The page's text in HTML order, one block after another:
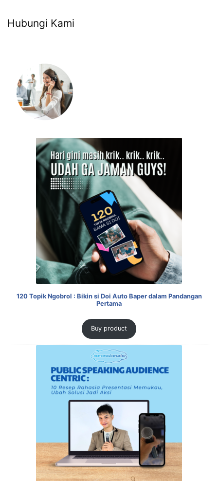
Hubungi Kami
120 Topik Ngobrol : Bikin si Doi Auto Baper dalam Pandangan
Pertama
Buy product